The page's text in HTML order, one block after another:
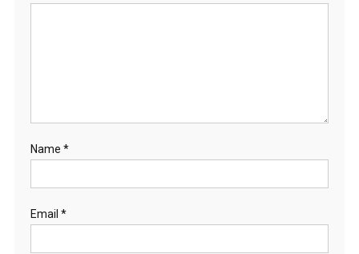
Name *
Email *